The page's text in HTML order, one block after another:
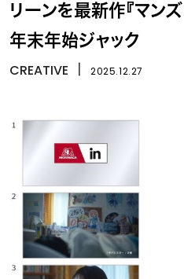
リーンを最新作『マンズ
年末年始ジャック
CREATIVE 2025.12.27